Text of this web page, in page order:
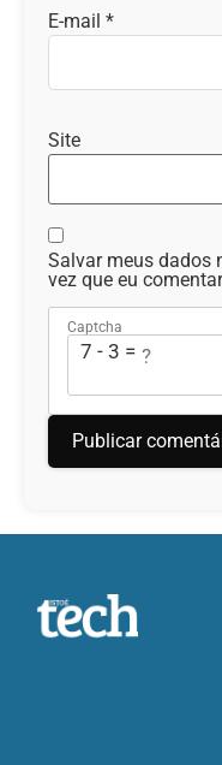
E-mail *
Site
Salvar meus dados
vez que eu
Captcha
7 - 3 = ?